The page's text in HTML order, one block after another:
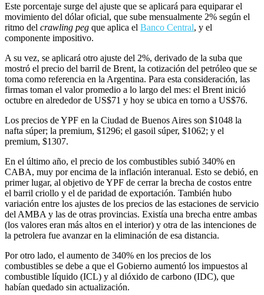
Este porcentaje surge del ajuste que se aplicará para equiparar el
movimiento del dólar oficial, que sube mensualmente 2% según el
ritmo del crawling peg que aplica el Banco Central, y el
componente impositivo.
A su vez, se aplicará otro ajuste del 2%, derivado de la suba que
mostró el precio del barril de Brent, la cotización del petróleo que se
toma como referencia en la Argentina. Para esta consideración, las
firmas toman el valor promedio a lo largo del mes: el Brent inició
octubre en alrededor de US$71 y hoy se ubica en torno a US$76.
Los precios de YPF en la Ciudad de Buenos Aires son $1048 la
nafta súper; la premium, $1296; el gasoil súper, $1062; y el
premium, $1307.
En el último año, el precio de los combustibles subió 340% en
CABA, muy por encima de la inflación interanual. Esto se debió, en
primer lugar, al objetivo de YPF de cerrar la brecha de costos entre
el barril criollo y el de paridad de exportación. También hubo
variación entre los ajustes de los precios de las estaciones de servicio
del AMBA y las de otras provincias. Existía una brecha entre ambas
(los valores eran más altos en el interior) y otra de las intenciones de
la petrolera fue avanzar en la eliminación de esa distancia.
Por otro lado, el aumento de 340% en los precios de los
combustibles se debe a que el Gobierno aumentó los impuestos al
combustible líquido (ICL) y al dióxido de carbono (IDC), que
habían quedado sin actualización.